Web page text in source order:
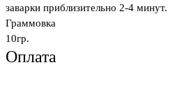
заварки приблизительно 2-4 минут.
Граммовка
10гр.
Оплата